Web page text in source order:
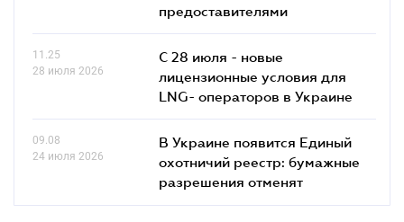
предоставителями
11.25
28 июля 2026
С 28 июля - новые
лицензионные условия для
LNG- операторов в Украине
09.08
24 июля 2026
В Украине появится Единый
охотничий реестр: бумажные
разрешения отменят